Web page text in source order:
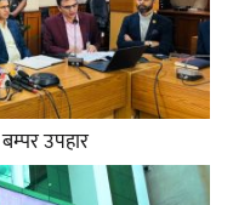
उपहार